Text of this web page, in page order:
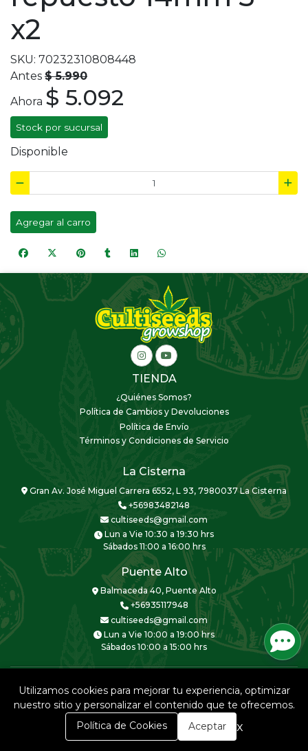
x2
SKU: 70232310808448
Antes $ 5.990
Ahora $ 5.092
Stock por sucursal
Disponible
Agregar al carro
TIENDA
¿Quiénes Somos?
Política de Cambios y Devoluciones
Política de Envío
Términos y Condiciones de Servicio
La Cisterna
Gran Av. José Miguel Carrera 6552, L 93, 7980037 La Cisterna
+56983482148
cultiseeds@gmail.com
Lun a Vie 10:30 a 19:30 hrs
Sábados 11:00 a 16:00 hrs
Puente Alto
Balmaceda 40, Puente Alto
+56935117948
cultiseeds@gmail.com
Lun a Vie 10:00 a 19:00 hrs
Sábados 10:00 a 15:00 hrs
CULTISEEDS © 2026
Creado porBsale
0
Utilizamos cookies para mejorar tu experiencia, optimizar
nuestro sitio y personalizar el contenido que te ofrecemos.
Política de Cookies
Aceptar x